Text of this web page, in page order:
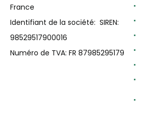
France
Identifiant de la société: SIREN:
98529517900016
Numéro de TVA: FR 87985295179